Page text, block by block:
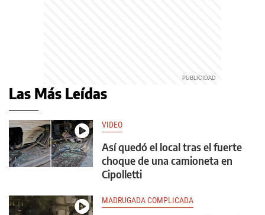
Las Más Leídas
VIDEO
Así quedó el local tras el fuerte
choque de una camioneta en
Cipolletti
MADRUGADA COMPLICADA